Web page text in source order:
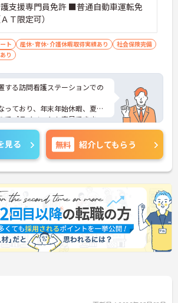
支援専門員免許 ■普通自動車運転免
Ｔ限定可）
ト 産休･育休･介護休暇取得実績あり
社会保険完備
り
する訪問看護ステーションでの
っており、年末年始休暇、夏季
でプライベートも充足できま
気軽にお問い合わせ下さい。
見る 無料 紹介してもらう